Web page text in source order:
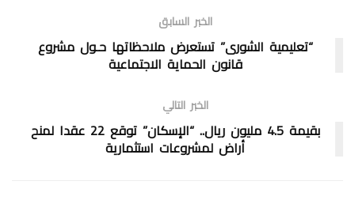
الخبر السابق
“تعليمية الشورى” تستعرض ملاحظاتها حـول مشروع
قانون الحماية الاجتماعية
الخبر التالي
بقيمة 4.5 مليون ريال.. “الإسكان” توقع 22 عقدا لمنح
أراض لمشروعات استثمارية